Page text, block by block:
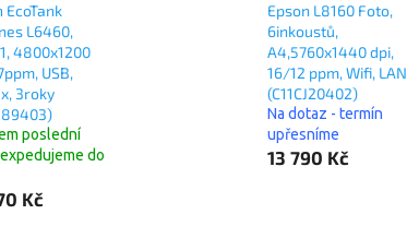
EcoTank
L6460,
4800x1200
USB,
3roky
poslední
do
Kč
Epson L8160 Foto,
6inkoustů,
A4,5760x1440 dpi,
16/12 ppm, Wifi, LAN
(C11CJ20402)
Na dotaz - termín
upřesníme
13 790 Kč